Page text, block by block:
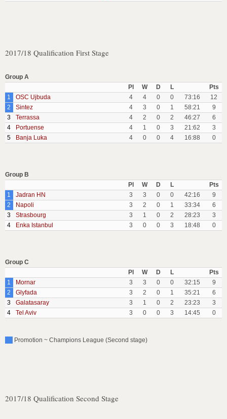
2017/18 Qualification First Stage
Group A
Pl
W D L
Pts
1
OSC Ujbuda 4 4 0 0 73:16
12
2
Sintez 4 3 0 1 58:21
9
3
Terrassa 4 2 0 2 46:27
6
4
Portuense 4 1 0 3 21:62
3
5
Banja Luka 4 0 0 4 16:88 0
Group B
Pl
W D L
Pts
1
Jadran HN 3 3 0 0 42:16
9
2
Napoli 3 2 0 1 33:34
6
3
Strasbourg 3 1 0 2 28:23
3
4
Enka Istanbul 3 0 0 3 18:48 0
Group C
Pl
W D L
Pts
1
Mornar 3 3 0 0 32:15
9
2
Glyfada 3 2 0 1 35:21
6
3
Galatasaray 3 1 0 2 23:23
3
4
Tel Aviv 3 0 0 3 14:45 0
Promotion ~ Champions League (Second stage)
2017/18 Qualification Second Stage